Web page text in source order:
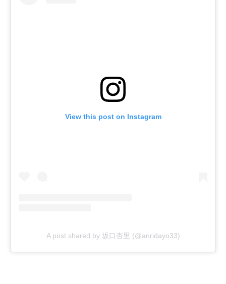
View this post on Instagram
A post shared by 坂口杏里 (@anridayo33)